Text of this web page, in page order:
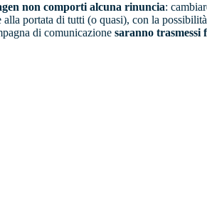
non comporti alcuna rinuncia:
portata di tutti (o quasi), con la
di comunicazione saranno trasmessi